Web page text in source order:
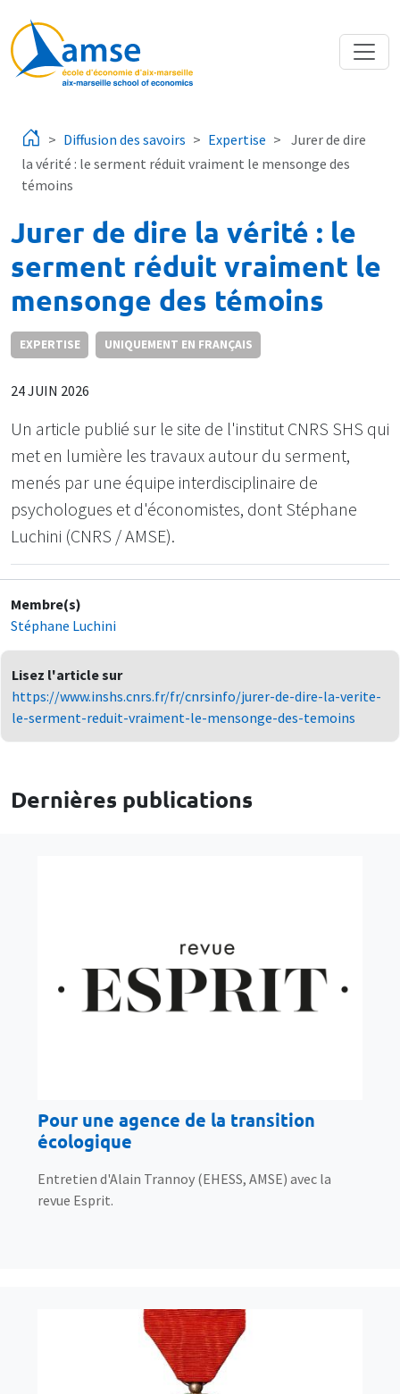
Diffusion des savoirs Expertise
Jurer de dire
la vérité : le serment réduit vraiment le mensonge des
témoins
Jurer de dire la vérité : le
serment réduit vraiment le
mensonge des témoins
EXPERTISE UNIQUEMENT EN FRANÇAIS
24 JUIN 2026
Un article publié sur le site de l'institut CNRS SHS qui
met en lumière les travaux autour du serment,
menés par une équipe interdisciplinaire de
psychologues et d'économistes, dont Stéphane
Luchini (CNRS / AMSE).
Membre(s)
Stéphane Luchini
Lisez l'article sur
https://www.inshs.cnrs.fr/fr/cnrsinfo/jurer-de-dire-la-verite-
le-serment-reduit-vraiment-le-mensonge-des-temoins
Dernières publications
Pour une agence de la transition
écologique
Entretien d'Alain Trannoy (EHESS, AMSE) avec la
revue Esprit.